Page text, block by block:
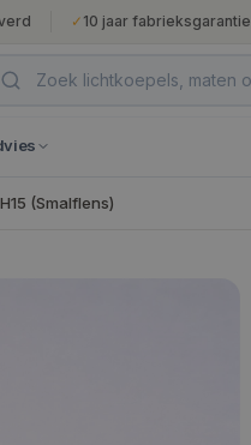
✓ 10 jaar fabrieksgarantie
(Smalflens)